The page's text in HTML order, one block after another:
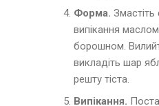
Форма.
випікання
борошном.
викладіть шар
решту тіста.
Випікання.